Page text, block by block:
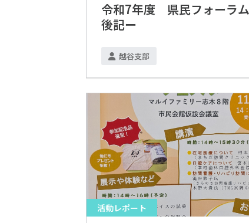
令和7年度 県民フォーラ
後記ー
越谷支部
活動レポート